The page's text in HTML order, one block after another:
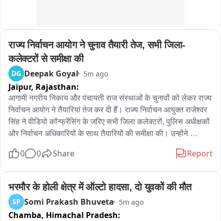
लगाया सके कि अन्य किन-किन थानों में ये वांछित हैं। बैतूल policía की
इस कार्रवाई से इलाके में फैली दहशत पर काफी हद तक लगाम लगी है।
राज्य निर्वाचन आयोग ने चुनाव तैयारी तेज, सभी जिला-
कलेक्टरों से समीक्षा की
DG Deepak Goyal 5m ago
Jaipur, Rajasthan:
आगामी नगरीय निकाय और पंचायती राज संस्थाओं के चुनावों को लेकर राज्य
निर्वाचन आयोग ने तैयारियां तेज कर दी हैं। राज्य निर्वाचन आयुक्त राजेश्वर
सिंह ने वीडियो कॉन्फ्रेंसिंग के जरिए सभी जिला कलेक्टरों, पुलिस अधीक्षकों
और निर्वाचन अधिकारियों के साथ तैयारियों की समीक्षा की। उन्होंने
भयमुक्त माहौल में कराए जाएं, ताकि हर पात्र मतदाता बिना किसी दबाव के
मतदान केंद्रों की स्थापना, मतदान दलों के गठन, कार्मिकों के प्रशिक्षण और
चुनाव सामग्री की उपलब्धता जैसे सभी कार्य तय समय-सीमा में पूरा करने के
निर्देश दिए। साथ ही संवेदनशील और अतिसंवेदनशील मतदान केंद्रों की
पहचान कर वहां अतिरिक्त सुरक्षा और प्रभावी निगरानी सुनिश्चित करने को
0 0 Share Report
भरमौर के होली क्षेत्र में ऑल्टो हादसा, दो युवकों की मौत
SP Somi Prakash Bhuveta 5m ago
Chamba, Himachal Pradesh: